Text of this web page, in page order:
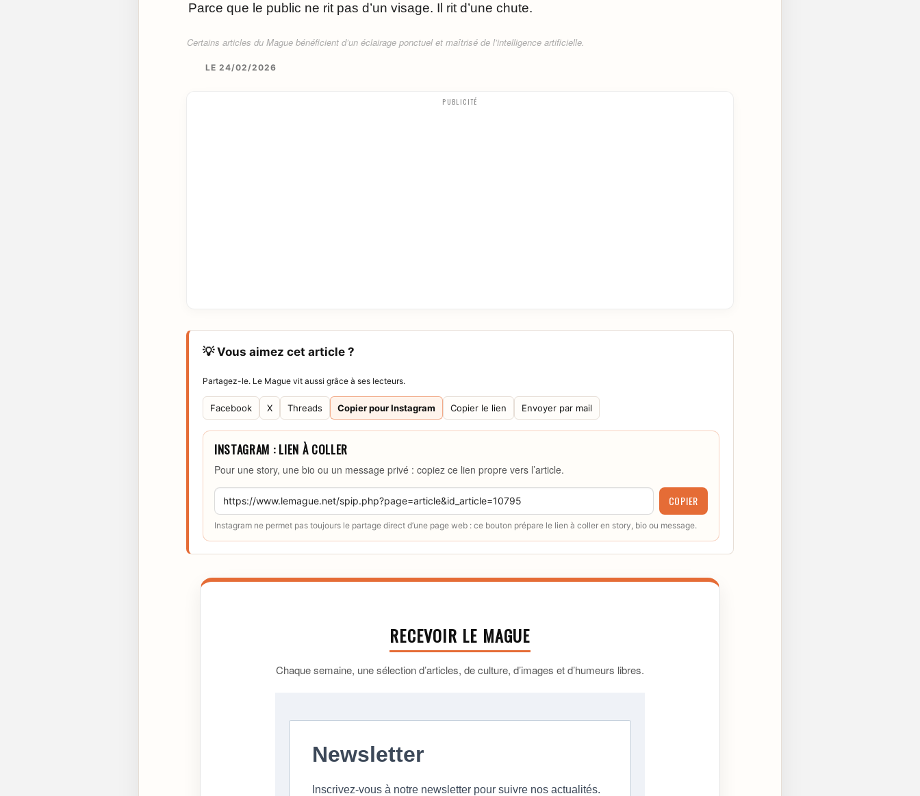
Parce que le public ne rit pas d’un visage. Il rit d’une chute.
Certains articles du Mague bénéficient d’un éclairage ponctuel et maîtrisé de l’intelligence artificielle.
LE 24/02/2026
PUBLICITÉ
💡 Vous aimez cet article ?
Partagez-le. Le Mague vit aussi grâce à ses lecteurs.
Facebook X Threads Copier pour Instagram Copier le lien Envoyer par mail
INSTAGRAM : LIEN À COLLER
Pour une story, une bio ou un message privé : copiez ce lien propre vers l’article.
COPIER
Instagram ne permet pas toujours le partage direct d’une page web : ce bouton prépare le lien à coller en story, bio ou message.
RECEVOIR LE MAGUE
Chaque semaine, une sélection d’articles, de culture, d’images et d’humeurs libres.